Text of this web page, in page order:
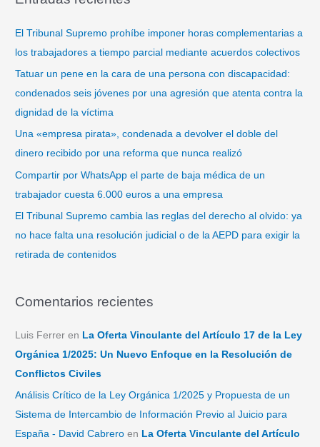
c
El Tribunal Supremo prohíbe imponer horas complementarias a
los trabajadores a tiempo parcial mediante acuerdos colectivos
Tatuar un pene en la cara de una persona con discapacidad:
condenados seis jóvenes por una agresión que atenta contra la
dignidad de la víctima
Una «empresa pirata», condenada a devolver el doble del
dinero recibido por una reforma que nunca realizó
Compartir por WhatsApp el parte de baja médica de un
trabajador cuesta 6.000 euros a una empresa
El Tribunal Supremo cambia las reglas del derecho al olvido: ya
no hace falta una resolución judicial o de la AEPD para exigir la
retirada de contenidos
Comentarios recientes
Luis Ferrer en La Oferta Vinculante del Artículo 17 de la Ley
Orgánica 1/2025: Un Nuevo Enfoque en la Resolución de
Conflictos Civiles
Análisis Crítico de la Ley Orgánica 1/2025 y Propuesta de un
Sistema de Intercambio de Información Previo al Juicio para
España - David Cabrero en La Oferta Vinculante del Artículo